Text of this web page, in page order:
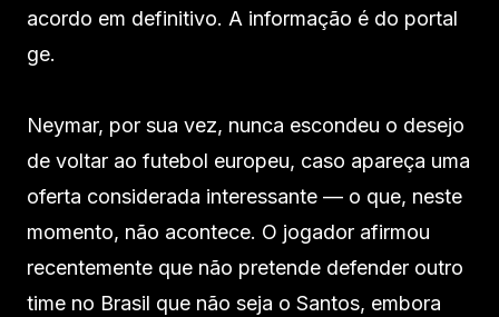
acordo em definitivo. A informação é do portal
ge.
Neymar, por sua vez, nunca escondeu o desejo
de voltar ao futebol europeu, caso apareça uma
oferta considerada interessante — o que, neste
momento, não acontece. O jogador afirmou
recentemente que não pretende defender outro
time no Brasil que não seja o Santos, embora